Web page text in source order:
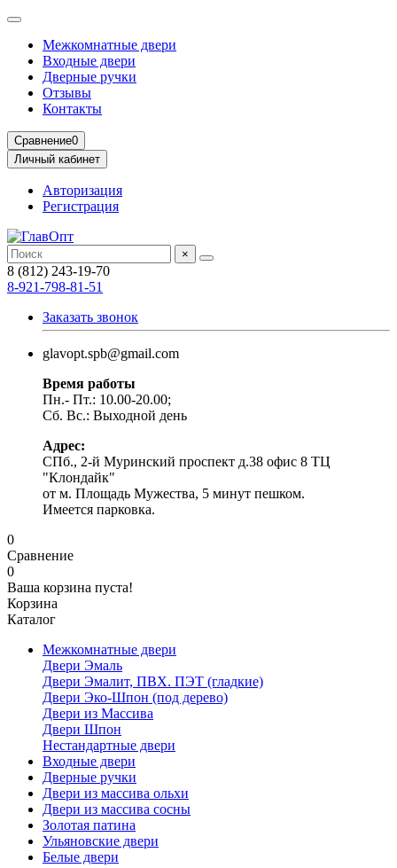
Межкомнатные двери
Входные двери
Дверные ручки
Отзывы
Контакты
Сравнение0
Личный кабинет
Авторизация
Регистрация
×
8 (812) 243-19-70
8-921-798-81-51
Заказать звонок
glavopt.spb@gmail.com
Время работы
Пн.- Пт.: 10.00-20.00;
Сб. Вс.: Выходной день
Адрес:
СПб., 2-й Муринский проспект д.38 офис 8 ТЦ
"Клондайк"
от м. Площадь Мужества, 5 минут пешком.
Имеется парковка.
0
Сравнение
0
Ваша корзина пуста!
Корзина
Каталог
Межкомнатные двери
Двери Эмаль
Двери Эмалит, ПВХ. ПЭТ (гладкие)
Двери Эко-Шпон (под дерево)
Двери из Массива
Двери Шпон
Нестандартные двери
Входные двери
Дверные ручки
Двери из массива ольхи
Двери из массива сосны
Золотая патина
Ульяновские двери
Белые двери